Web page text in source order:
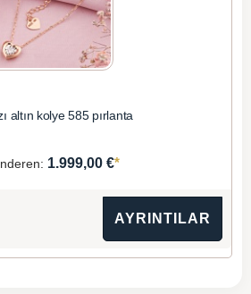
altın kolye 585 pırlanta
1.999,00 €*
AYRINTILAR